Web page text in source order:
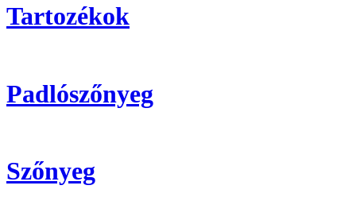
Tartozékok
Padlószőnyeg
Szőnyeg